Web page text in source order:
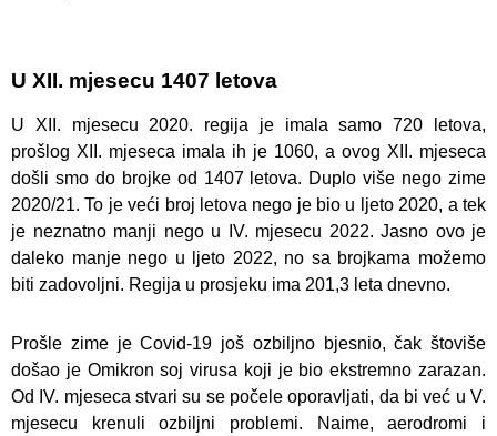
U XII. mjesecu 1407 letova
U XII. mjesecu 2020. regija je imala samo 720 letova,
prošlog XII. mjeseca imala ih je 1060, a ovog XII. mjeseca
došli smo do brojke od 1407 letova. Duplo više nego zime
2020/21. To je veći broj letova nego je bio u ljeto 2020, a tek
je neznatno manji nego u IV. mjesecu 2022. Jasno ovo je
daleko manje nego u ljeto 2022, no sa brojkama možemo
biti zadovoljni. Regija u prosjeku ima 201,3 leta dnevno.
Prošle zime je Covid-19 još ozbiljno bjesnio, čak štoviše
došao je Omikron soj virusa koji je bio ekstremno zarazan.
Od IV. mjeseca stvari su se počele oporavljati, da bi već u V.
mjesecu krenuli ozbiljni problemi. Naime, aerodromi i